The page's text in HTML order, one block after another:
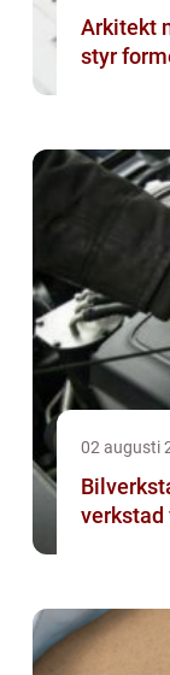
Arkitekt mölle när hav,
styr
02 augusti
Bilverkstad i
verkstad